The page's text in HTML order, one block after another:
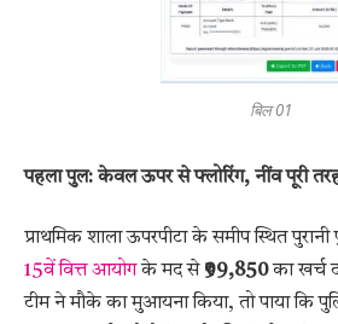
बिल 01
पहला पुल: केवल ऊपर से फ्लोरिंग, नींव पूरी
प्राथमिक शाला ऊपरपीटा के समीप स्थित
15वें वित्त आयोगके मद से ₹99,850का खर्च
टीम ने मौके का मुआयना किया, तो पाया कि